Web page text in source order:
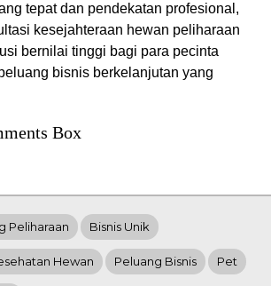
tepat dan pendekatan profesional,
kesejahteraan hewan peliharaan
bernilai tinggi bagi para pecinta
bisnis berkelanjutan yang
Box
Peliharaan Bisnis Unik
Hewan Peluang Bisnis Pet